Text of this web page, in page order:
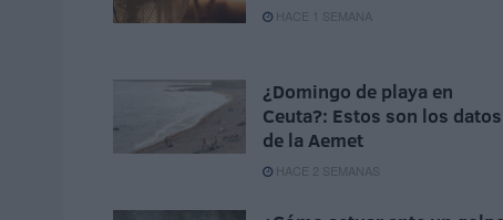
HACE 1 SEMANA
¿Domingo de playa en
Ceuta?: Estos son los datos
de la Aemet
HACE 2 SEMANAS